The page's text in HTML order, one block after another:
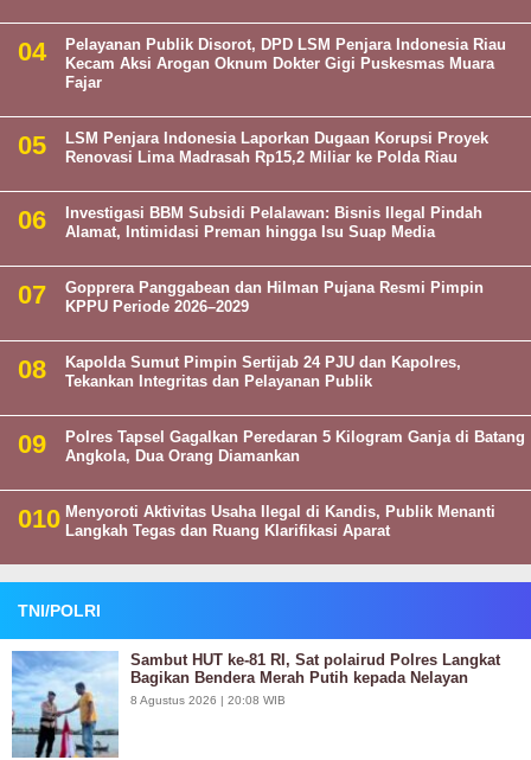
Pelayanan Publik Disorot, DPD LSM Penjara Indonesia Riau
Kecam Aksi Arogan Oknum Dokter Gigi Puskesmas Muara
Fajar
LSM Penjara Indonesia Laporkan Dugaan Korupsi Proyek
Renovasi Lima Madrasah Rp15,2 Miliar ke Polda Riau
Investigasi BBM Subsidi Pelalawan: Bisnis Ilegal Pindah
Alamat, Intimidasi Preman hingga Isu Suap Media
Gopprera Panggabean dan Hilman Pujana Resmi Pimpin
KPPU Periode 2026–2029
Kapolda Sumut Pimpin Sertijab 24 PJU dan Kapolres,
Tekankan Integritas dan Pelayanan Publik
Polres Tapsel Gagalkan Peredaran 5 Kilogram Ganja di Batang
Angkola, Dua Orang Diamankan
Menyoroti Aktivitas Usaha Ilegal di Kandis, Publik Menanti
Langkah Tegas dan Ruang Klarifikasi Aparat
TNI/POLRI
Sambut HUT ke-81 RI, Sat polairud Polres Langkat
Bagikan Bendera Merah Putih kepada Nelayan
8 Agustus 2026 | 20:08 WIB